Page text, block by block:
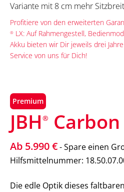
Variante mit 8 cm mehr
Profitiere von den erweiterten
® LX: Auf Rahmengestell,
Akku bieten wir Dir jeweils drei
Service von uns für Dich!
Premium
JBH ® Carbon
Ab 5.990 €- Spare einen
Hilfsmittelnummer:
Die edle Optik dieses